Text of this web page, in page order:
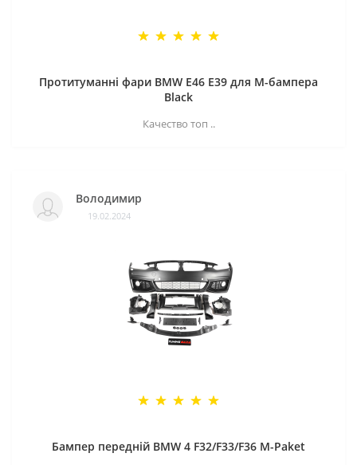
Протитуманні фари BMW E46 E39 для M-бампера
Black
Качество топ ..
Володимир
19.02.2024
Бампер передній BMW 4 F32/F33/F36 M-Paket